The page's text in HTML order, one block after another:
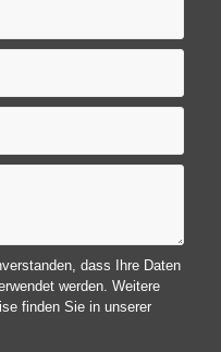
dass Ihre Daten
werden. Weitere
finden Sie in unserer